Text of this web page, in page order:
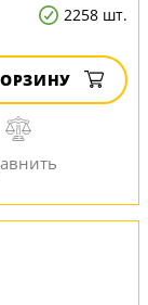
2258 шт.